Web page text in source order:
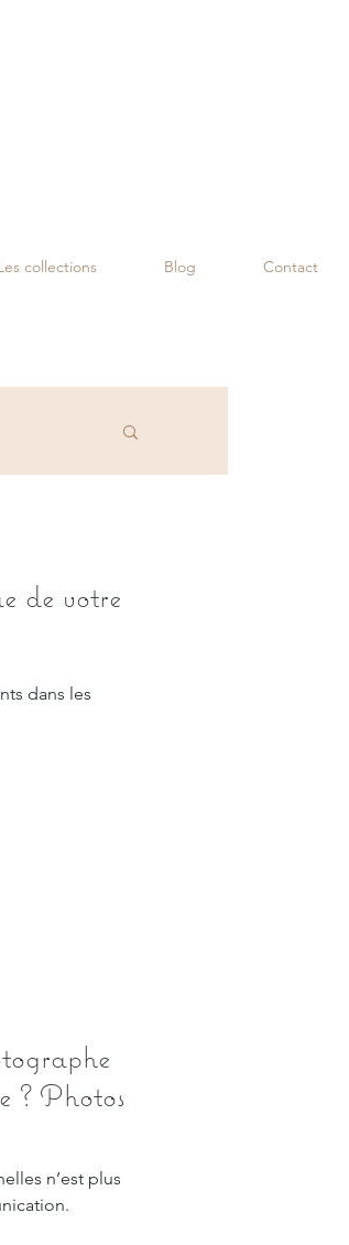
collections Blog Contact
de votre
dans les
? Photos
n’est plus